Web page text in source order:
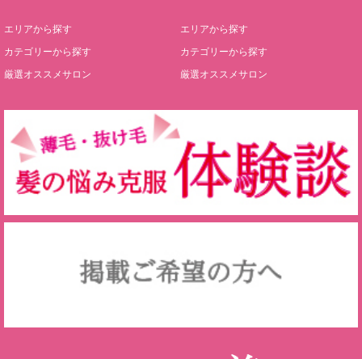
エリアから探す
カテゴリーから探す
厳選オススメサロン
エリアから探す
カテゴリーから探す
厳選オススメサロン